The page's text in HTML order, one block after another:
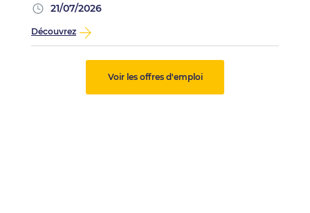
21/07/2026
Découvrez
Voir les offres d'emploi